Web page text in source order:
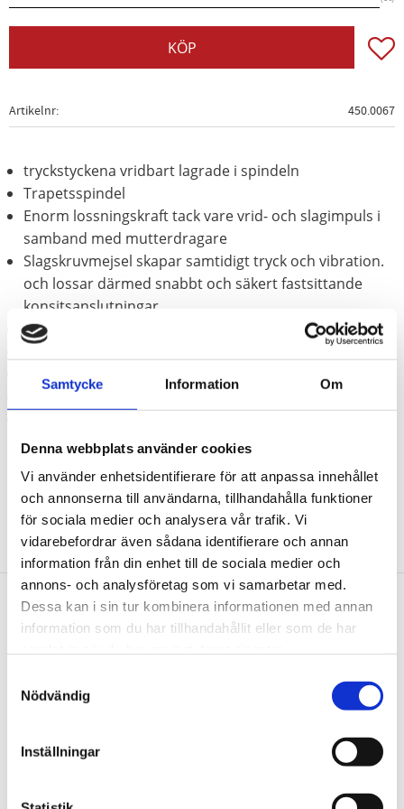
Samtycke Information Om
Denna webbplats använder cookies
Vi använder enhetsidentifierare för att anpassa innehållet
och annonserna till användarna, tillhandahålla funktioner
för sociala medier och analysera vår trafik. Vi
vidarebefordrar även sådana identifierare och annan
information från din enhet till de sociala medier och
annons- och analysföretag som vi samarbetar med.
Dessa kan i sin tur kombinera informationen med annan
information som du har tillhandahållit eller som de har
Nödvändig
Inställningar
KÖP
Artikelnr 450.0067
tryckstyckena vridbart lagrade i spindeln
Trapetsspindel
Enorm lossningskraft tack vare vrid- och slagimpuls i
samband med mutterdragare
Slagskruvmejsel skapar samtidigt tryck och vibration.
och lossar därmed snabbt och säkert fastsittande
konsitsanslutningar
Litet platsbehov
Med synglas
Innerfyrkant enligt DIN 3120 / ISO 1174
Användnignsområden:t.ex.MercedesActro
Nyhetsbrev
integritetspolicy.